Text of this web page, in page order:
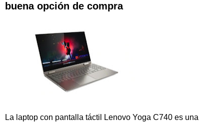
buena opción de compra
La laptop con pantalla táctil Lenovo Yoga C740 es una